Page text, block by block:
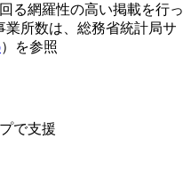
る網羅性の高い掲載を行っ
所数は、総務省統計局サ
）を参照
で支援